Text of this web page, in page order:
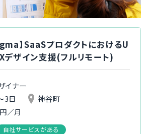
探す
】SaaSプロダクトにおけるU
デザイン支援(フルリモート)
イナー
3日
神谷町
／月
自社サービスがある